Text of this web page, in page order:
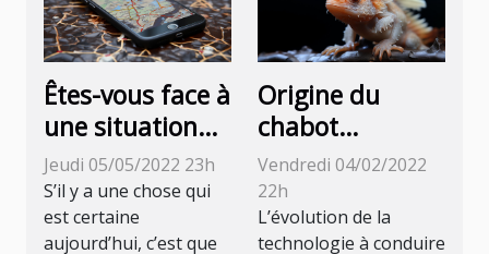
Êtes-vous face à
une situation
de perte d’un
iPhone ? Pas de
panique, voici
Jeudi 05/05/2022 23h
S’il y a une chose qui
est certaine
aujourd’hui, c’est que
Origine du
chabot
Messenger
Vendredi 04/02/2022
22h
L’évolution de la
technologie à conduire